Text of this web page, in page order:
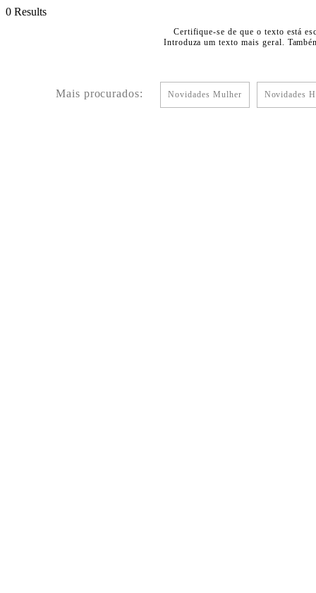
0 Results
Certifique-se de que o texto está
Introduza um texto mais geral.
Mais procurados: Novidades Mulher Novidades